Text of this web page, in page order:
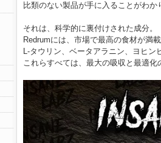
比類のない製品が手に入ることがわか
それは、科学的に裏付けされた成分。
Redrumには、市場で最高の食材が満
L-タウリン、ベータアラニン、ヨヒ
これらすべては、最大の吸収と最適